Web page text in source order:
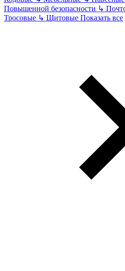
Повышенной безопасности ↳
Тросовые ↳ Щитовые Показать все